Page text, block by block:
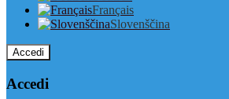
Français
Slovenščina
Accedi
Accedi